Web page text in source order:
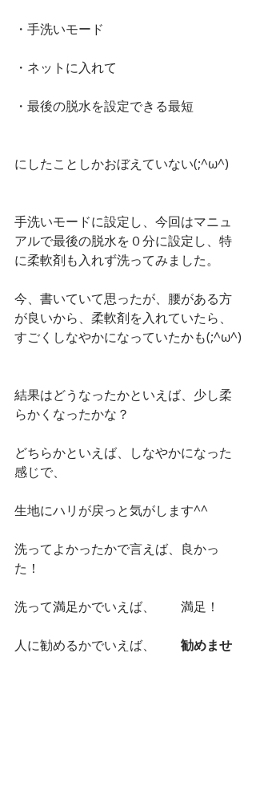
・手洗いモード
・ネットに入れて
・最後の脱水を設定できる最短
にしたことしかおぼえていない(;^ω^)
手洗いモードに設定し、今回はマニュ
アルで最後の脱水を０分に設定し、特
に柔軟剤も入れず洗ってみました。
今、書いていて思ったが、腰がある方
が良いから、柔軟剤を入れていたら、
すごくしなやかになっていたかも(;^ω^)
結果はどうなったかといえば、少し柔
らかくなったかな？
どちらかといえば、しなやかになった
感じで、
生地にハリが戻っと気がします^^
洗ってよかったかで言えば、良かっ
た！
洗って満足かでいえば、　　満足！
人に勧めるかでいえば、 勧めませ